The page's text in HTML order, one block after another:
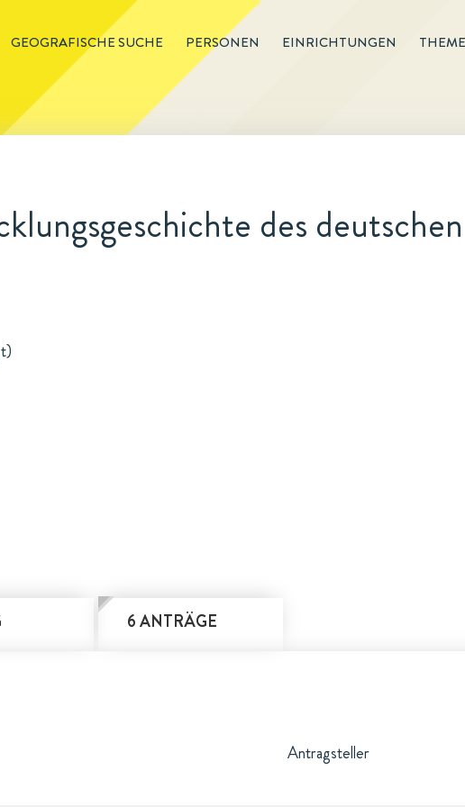
GEOGRAFISCHE SUCHE PERSONEN EINRICHTUNGEN
des deutschen
6 ANTRÄGE
Antragsteller